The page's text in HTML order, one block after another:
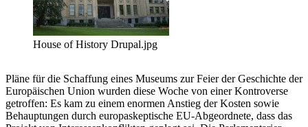
House of History Drupal.jpg
Pläne für die Schaffung eines Museums zur Feier der Geschichte der
Europäischen Union wurden diese Woche von einer Kontroverse
getroffen: Es kam zu einem enormen Anstieg der Kosten sowie
Behauptungen durch europaskeptische EU-Abgeordnete, dass das